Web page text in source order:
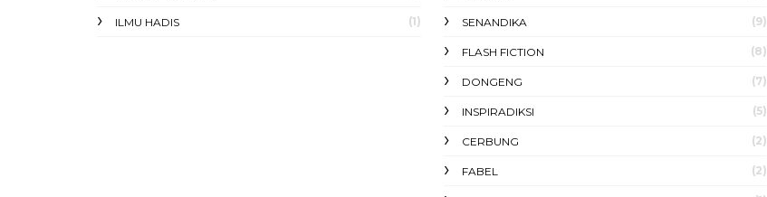
ILMU HADIS (1) SENANDIKA (9)
FLASH FICTION (8)
DONGENG (7)
INSPIRADIKSI (5)
CERBUNG (2)
FABEL (2)